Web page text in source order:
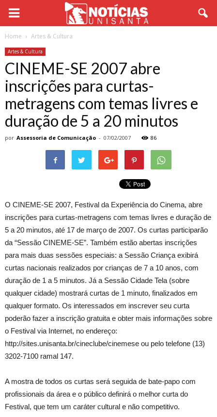
Home Artes & Cultura
Artes & Cultura
CINEME-SE 2007 abre
inscrições para curtas-
metragens com temas livres e
duração de 5 a 20 minutos
por Assessoria de Comunicação - 07/02/2007 86
O CINEME-SE 2007, Festival da Experiência do Cinema, abre
inscrições para curtas-metragens com temas livres e duração de
5 a 20 minutos, até 17 de março de 2007. Os curtas participarão
da “Sessão CINEME-SE”. Também estão abertas inscrições
para mais duas sessões especiais: a Sessão Criança exibirá
curtas nacionais realizados por crianças de 7 a 10 anos, com
duração de 1 a 5 minutos. Já a Sessão Cidade Tela (sobre
qualquer cidade) mostrará curtas de 1 minuto, finalizados em
qualquer formato. Os interessados em inscrever seu curta
poderão fazer a inscrição gratuita e obter mais informações sobre
o Festival via Internet, no endereço:
http://sites.unisanta.br/cineclube/cinemese ou pelo telefone (13)
3202-7100 ramal 147.
A mostra de todos os curtas será seguida de bate-papo com
profissionais da área e o público definirá o melhor curta do
Festival, que tem um caráter cultural e não competitivo.